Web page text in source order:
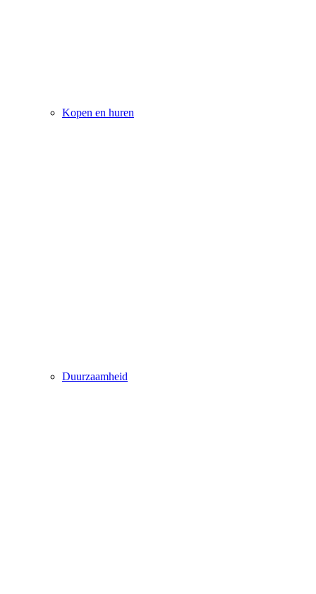
Kopen en huren
Duurzaamheid